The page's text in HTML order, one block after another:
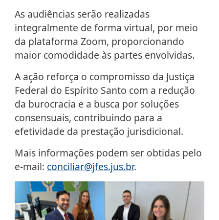
As audiências serão realizadas
integralmente de forma virtual, por meio
da plataforma Zoom, proporcionando
maior comodidade às partes envolvidas.
A ação reforça o compromisso da Justiça
Federal do Espírito Santo com a redução
da burocracia e a busca por soluções
consensuais, contribuindo para a
efetividade da prestação jurisdicional.
Mais informações podem ser obtidas pelo
e-mail: conciliar@jfes.jus.br.